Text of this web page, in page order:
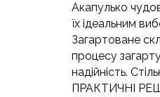
Акапулько
їх ідеальним
Загартоване
процесу
надійність.
ПРАКТИЧНІ